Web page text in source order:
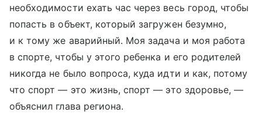
необходимости ехать час через весь город, чтобы
попасть в объект, который загружен безумно,
и к тому же аварийный. Моя задача и моя работа
в спорте, чтобы у этого ребенка и его родителей
никогда не было вопроса, куда идти и как, потому
что спорт — это жизнь, спорт — это здоровье, —
объяснил глава региона.